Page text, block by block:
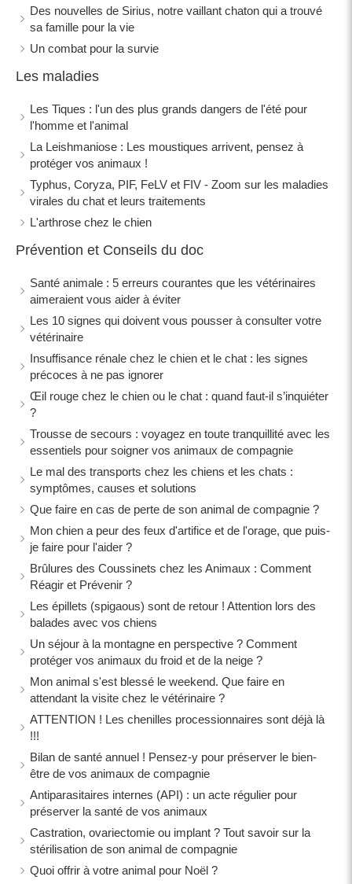
Des nouvelles de Sirius, notre vaillant chaton qui a trouvé
sa famille pour la vie
Un combat pour la survie
Les maladies
Les Tiques : l'un des plus grands dangers de l'été pour
l'homme et l'animal
La Leishmaniose : Les moustiques arrivent, pensez à
protéger vos animaux !
Typhus, Coryza, PIF, FeLV et FIV - Zoom sur les maladies
virales du chat et leurs traitements
L'arthrose chez le chien
Prévention et Conseils du doc
Santé animale : 5 erreurs courantes que les vétérinaires
aimeraient vous aider à éviter
Les 10 signes qui doivent vous pousser à consulter votre
vétérinaire
Insuffisance rénale chez le chien et le chat : les signes
précoces à ne pas ignorer
Œil rouge chez le chien ou le chat : quand faut-il s’inquiéter
?
Trousse de secours : voyagez en toute tranquillité avec les
essentiels pour soigner vos animaux de compagnie
Le mal des transports chez les chiens et les chats :
symptômes, causes et solutions
Que faire en cas de perte de son animal de compagnie ?
Mon chien a peur des feux d'artifice et de l'orage, que puis-
je faire pour l'aider ?
Brûlures des Coussinets chez les Animaux : Comment
Réagir et Prévenir ?
Les épillets (spigaous) sont de retour ! Attention lors des
balades avec vos chiens
Un séjour à la montagne en perspective ? Comment
protéger vos animaux du froid et de la neige ?
Mon animal s'est blessé le weekend. Que faire en
attendant la visite chez le vétérinaire ?
ATTENTION ! Les chenilles processionnaires sont déjà là
!!!
Bilan de santé annuel ! Pensez-y pour préserver le bien-
être de vos animaux de compagnie
Antiparasitaires internes (API) : un acte régulier pour
préserver la santé de vos animaux
Castration, ovariectomie ou implant ? Tout savoir sur la
stérilisation de son animal de compagnie
Quoi offrir à votre animal pour Noël ?